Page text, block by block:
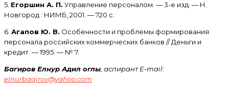
5. Егоршин А. П. Управление персоналом. — 3-е изд. — Н.
Новгород : НИМБ, 2001. — 720 с.
6. Агапов Ю. В. Особенности и проблемы формирования
персонала российских коммерческих банков // Деньги и
кредит. — 1995. — № 7.
Багиров Елнур Адил оглы, аспирант E-mail:
elnurbaqirov@yahoo.com